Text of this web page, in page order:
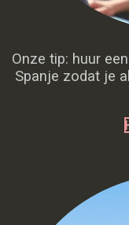
Onze tip: huur
Spanje zodat je